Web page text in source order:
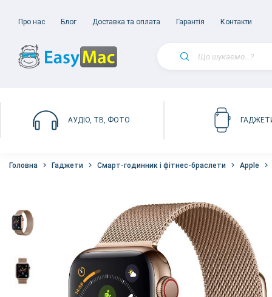
Про нас Блог Доставка та оплата Гарантія Контакти
АУДІО, ТВ, ФОТО
Головна Гаджети Смарт-годинник і фітнес-браслети Apple